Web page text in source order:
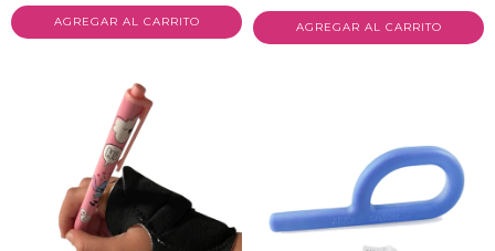
AGREGAR AL CARRITO